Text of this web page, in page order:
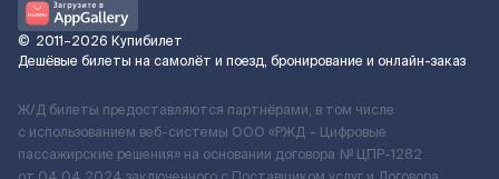
© 2011–2026 Купибилет
Дешёвые билеты на самолёт и поезд, бронирование и онлайн-заказ
Ж/Д билеты предоставляются партнёрами, в том числе
с использованием веб-системы ООО «РЖД – Цифровые
пассажирские решения» на основании договора № ЦПР-1282